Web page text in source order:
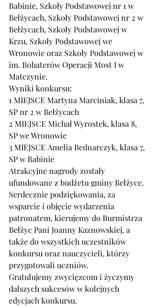
Babinie, Szkoły Podstawowej nr 1 w
Bełżycach, Szkoły Podstawowej nr 2 w
Bełżycach, Szkoły Podstawowej w
Krzu, Szkoły Podstawowej we
Wronowie oraz Szkoły Podstawowej w
im. Bohaterów Operacji Most I w
Matczynie.
Wyniki konkursu:
1 MIEJSCE Martyna Marciniak, klasa 7,
SP nr 2 w Bełżycach
2 MIEJSCE Michał Wyrostek, klasa 8,
SP we Wronowie
3 MIEJSCE Amelia Bednarczyk, klasa 7,
SP w Babinie
Atrakcyjne nagrody zostały
ufundowane z budżetu gminy Bełżyce.
Serdecznie podziękowania, za
wsparcie i objęcie wydarzenia
patronatem, kierujemy do Burmistrza
Bełżyc Pani Joanny Kaznowskiej, a
także do wszystkich uczestników
konkursu oraz nauczycieli, którzy
przygotowali uczniów.
Gratulujemy zwycięzcom i życzymy
dalszych sukcesów w kolejnych
edycjach konkursu.